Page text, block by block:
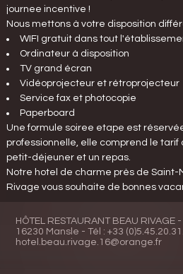
journee incentive !
Nous mettons à votre disposition
WIFI gratuit dans tout
Ordinateur à disposition
TV grand écran
Vidéoprojecteur et rétroprojecteur
Service fax et photocopie
Paperboard
Une formule soiree etape est
professionnelle, elle comprend le tarif
petit-déjeuner et un repas.
Notre hotel de charme près de Saint-
Rivage vous souhaite de bonnes
HÔTEL RESTAURANT BEAU RIVAGE -
16230 Mansle -Tél : +33
hotel.beau.rivage.16@orange.fr